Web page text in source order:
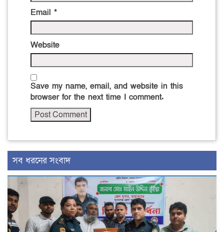
Email *
Website
Save my name, email, and website in this
browser for the next time I comment.
সব ধরনের সংবাদ